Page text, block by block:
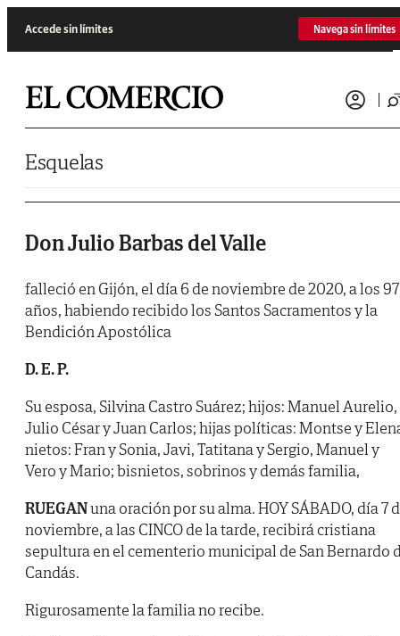
Accede sin límites Navega sin límites
Esquelas
Don Julio Barbas del Valle
falleció en Gijón, el día 6 de noviembre de 2020, a los 97
años, habiendo recibido los Santos Sacramentos y la
Bendición Apostólica
D. E. P.
Su esposa, Silvina Castro Suárez; hijos: Manuel Aurelio,
Julio César y Juan Carlos; hijas políticas: Montse y
nietos: Fran y Sonia, Javi, Tatitana y Sergio, Manuel y
Vero y Mario; bisnietos, sobrinos y demás familia,
RUEGANuna oración por su alma. HOY SÁBADO, día 7
noviembre, a las CINCO de la tarde, recibirá cristiana
sepultura en el cementerio municipal de San Bernardo
Candás.
Rigurosamente la familia no recibe.